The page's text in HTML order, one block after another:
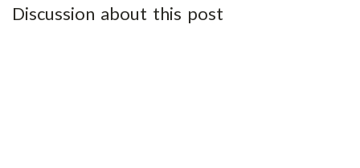
Discussion about this post